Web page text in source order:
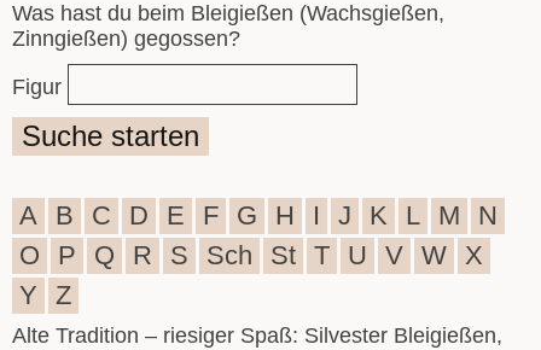
Was hast du beim Bleigießen (Wachsgießen,
Zinngießen) gegossen?
Figur
Suche starten
A B C D E F G H I J K L M
N
O
P Q R S Sch St T U V W X
Y
Z
Alte Tradition – riesiger Spaß: Silvester Bleigießen,